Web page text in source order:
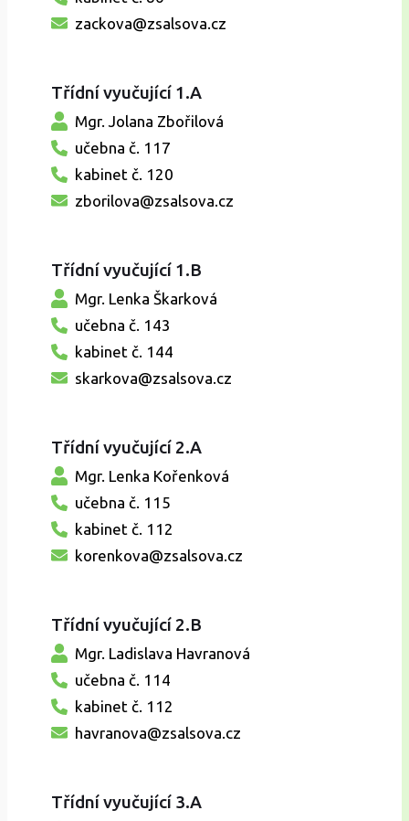
zackova@zsalsova.cz
Třídní vyučující 1.A
Mgr. Jolana Zbořilová
učebna č. 117
kabinet č. 120
zborilova@zsalsova.cz
Třídní vyučující 1.B
Mgr. Lenka Škarková
učebna č. 143
kabinet č. 144
skarkova@zsalsova.cz
Třídní vyučující 2.A
Mgr. Lenka Kořenková
učebna č. 115
kabinet č. 112
korenkova@zsalsova.cz
Třídní vyučující 2.B
Mgr. Ladislava Havranová
učebna č. 114
kabinet č. 112
havranova@zsalsova.cz
Třídní vyučující 3.A